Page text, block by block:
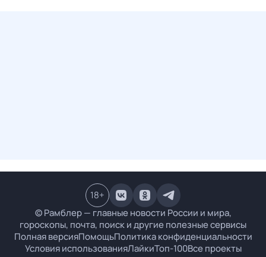
© Рамблер — главные новости России и мира,
гороскопы, почта, поиск и другие полезные сервисы
Полная версияПомощьПолитика конфиденциальности
Условия использованияЛайкиТоп-100Все проекты
18+